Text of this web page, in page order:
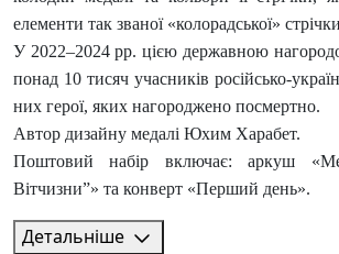
елементи так званої «колорадської»
У 2022–2024 рр. цією державною
понад 10 тисяч учасників російсько-
них герої, яких нагороджено посмертно.
Автор дизайну медалі Юхим Харабет.
Поштовий набір включає: аркуш
Вітчизни”» та конверт «Перший день».
Детальніше